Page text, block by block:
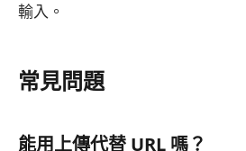
輸入。
常見問題
能用上傳代替 URL 嗎？